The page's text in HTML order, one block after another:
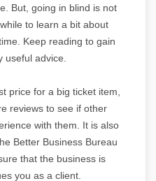
But, going in blind is not
to learn a bit about
Keep reading to gain
useful advice.
price for a big ticket item,
reviews to see if other
with them. It is also
Better Business Bureau
that the business is
you as a client.